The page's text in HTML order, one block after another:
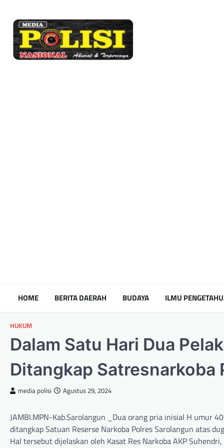
HOME BERITA DAERAH BUDAYA ILMU
HUKUM
Dalam Satu Hari Dua
Ditangkap Satresnarkoba
media polisi Agustus 29, 2024
JAMBI.MPN-Kab.Sarolangun _Dua orang pria inisial H umur
ditangkap Satuan Reserse Narkoba Polres Sarolangun atas
Hal tersebut dijelaskan oleh Kasat Res Narkoba AKP